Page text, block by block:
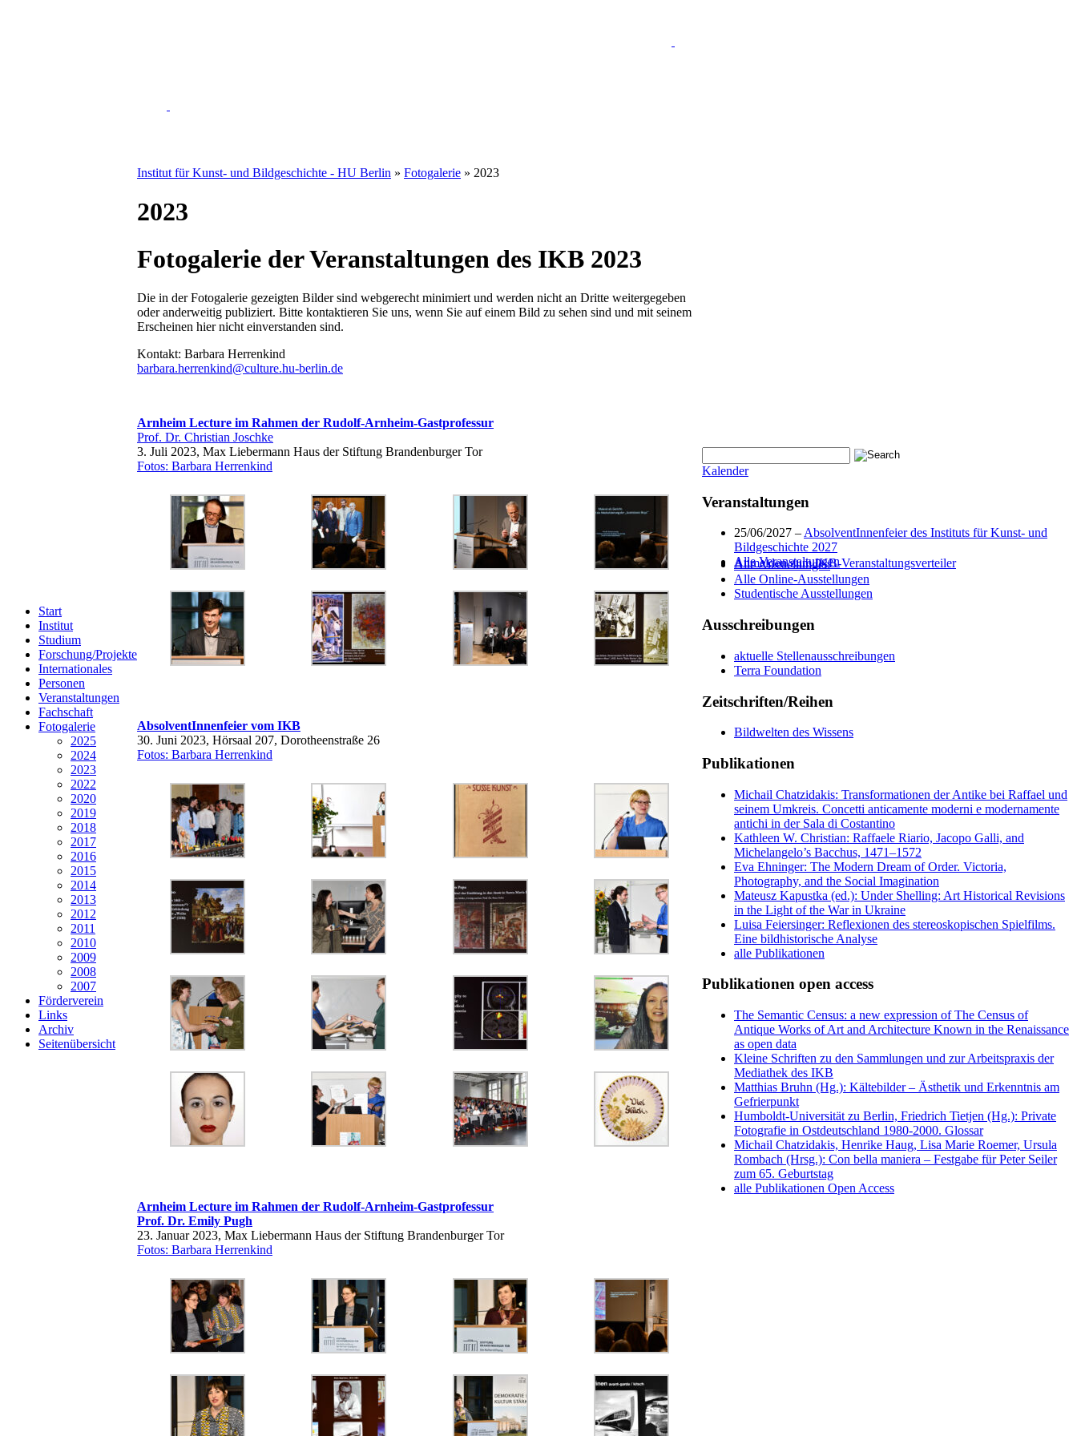
Start
Institut
Studium
Forschung/Projekte
Internationales
Personen
Veranstaltungen
Fachschaft
Fotogalerie
2025
2024
2023
2022
2020
2019
2018
2017
2016
2015
2014
2013
2012
2011
2010
2009
2008
2007
Förderverein
Links
Archiv
Seitenübersicht
Institut für Kunst- und Bildgeschichte - HU Berlin » Fotogalerie » 2023
2023
Fotogalerie der Veranstaltungen des IKB 2023
Die in der Fotogalerie gezeigten Bilder sind webgerecht minimiert und werden nicht an Dritte weitergegeben
oder anderweitig publiziert. Bitte kontaktieren Sie uns, wenn Sie auf einem Bild zu sehen sind und mit seinem
Erscheinen hier nicht einverstanden sind.
Kontakt: Barbara Herrenkind
barbara.herrenkind@culture.hu-berlin.de
Arnheim Lecture im Rahmen der Rudolf-Arnheim-Gastprofessur
Prof. Dr. Christian Joschke
3. Juli 2023, Max Liebermann Haus der Stiftung Brandenburger Tor
Fotos: Barbara Herrenkind
AbsolventInnenfeier vom IKB
30. Juni 2023, Hörsaal 207, Dorotheenstraße 26
Fotos: Barbara Herrenkind
Arnheim Lecture im Rahmen der Rudolf-Arnheim-Gastprofessur
Prof. Dr. Emily Pugh
23. Januar 2023, Max Liebermann Haus der Stiftung Brandenburger Tor
Fotos: Barbara Herrenkind
Kalender
Veranstaltungen
25/06/2027 –AbsolventInnenfeier des Instituts für Kunst- und
Bildgeschichte 2027
Alle Veranstaltungen
Anmelden zum IKB-Veranstaltungsverteiler
Alle Ausstellungen
Alle Online-Ausstellungen
Studentische Ausstellungen
Ausschreibungen
aktuelle Stellenausschreibungen
Terra Foundation
Zeitschriften/Reihen
Bildwelten des Wissens
Publikationen
Michail Chatzidakis: Transformationen der Antike bei Raffael und
seinem Umkreis. Concetti anticamente moderni e modernamente
antichi in der Sala di Costantino
Kathleen W. Christian: Raffaele Riario, Jacopo Galli, and
Michelangelo’s Bacchus, 1471–1572
Eva Ehninger: The Modern Dream of Order. Victoria,
Photography, and the Social Imagination
Mateusz Kapustka (ed.): Under Shelling: Art Historical Revisions
in the Light of the War in Ukraine
Luisa Feiersinger: Reflexionen des stereoskopischen Spielfilms.
Eine bildhistorische Analyse
alle Publikationen
Publikationen open access
The Semantic Census: a new expression of The Census of
Antique Works of Art and Architecture Known in the Renaissance
as open data
Kleine Schriften zu den Sammlungen und zur Arbeitspraxis der
Mediathek des IKB
Matthias Bruhn (Hg.): Kältebilder – Ästhetik und Erkenntnis am
Gefrierpunkt
Humboldt-Universität zu Berlin, Friedrich Tietjen (Hg.): Private
Fotografie in Ostdeutschland 1980-2000. Glossar
Michail Chatzidakis, Henrike Haug, Lisa Marie Roemer, Ursula
Rombach (Hrsg.): Con bella maniera – Festgabe für Peter Seiler
zum 65. Geburtstag
alle Publikationen Open Access